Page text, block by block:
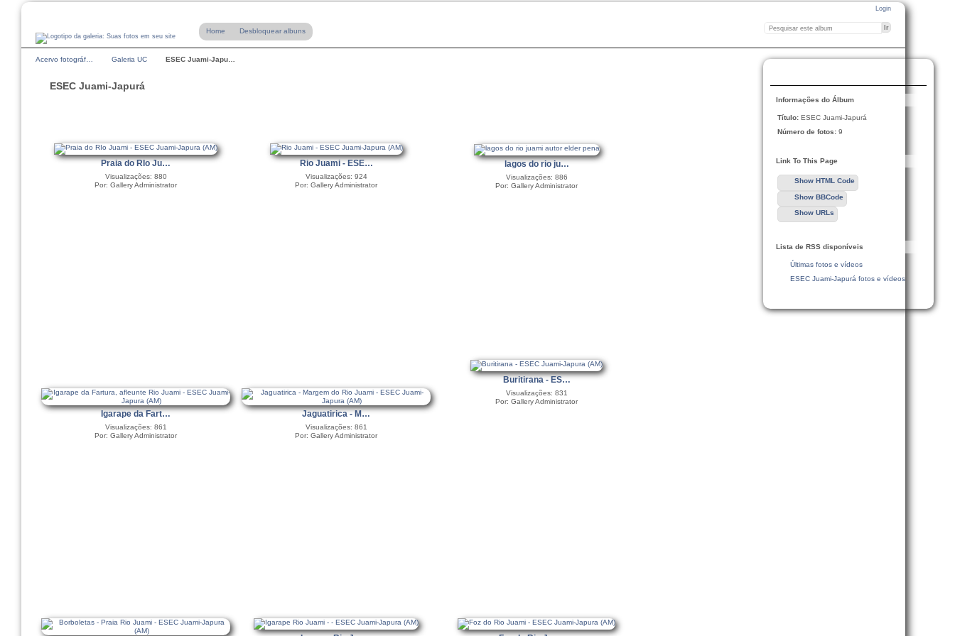
Login
Home Desbloquear albuns
Acervo fotográf… Galeria UC ESEC Juami-Japu…
ESEC Juami-Japurá
Praia do RIo Ju…
Visualizações: 880
Por: Gallery Administrator
Rio Juami - ESE…
Visualizações: 924
Por: Gallery Administrator
lagos do rio ju…
Visualizações: 886
Por: Gallery Administrator
Igarape da Fart…
Visualizações: 861
Por: Gallery Administrator
Jaguatirica - M…
Visualizações: 861
Por: Gallery Administrator
Buritirana - ES…
Visualizações: 831
Por: Gallery Administrator
Informações do Álbum
Título: ESEC Juami-Japurá
Número de fotos: 9
Link To This Page
Show HTML Code
Show BBCode
Show URLs
Lista de RSS disponíveis
Últimas fotos e vídeos
ESEC Juami-Japurá fotos e vídeos